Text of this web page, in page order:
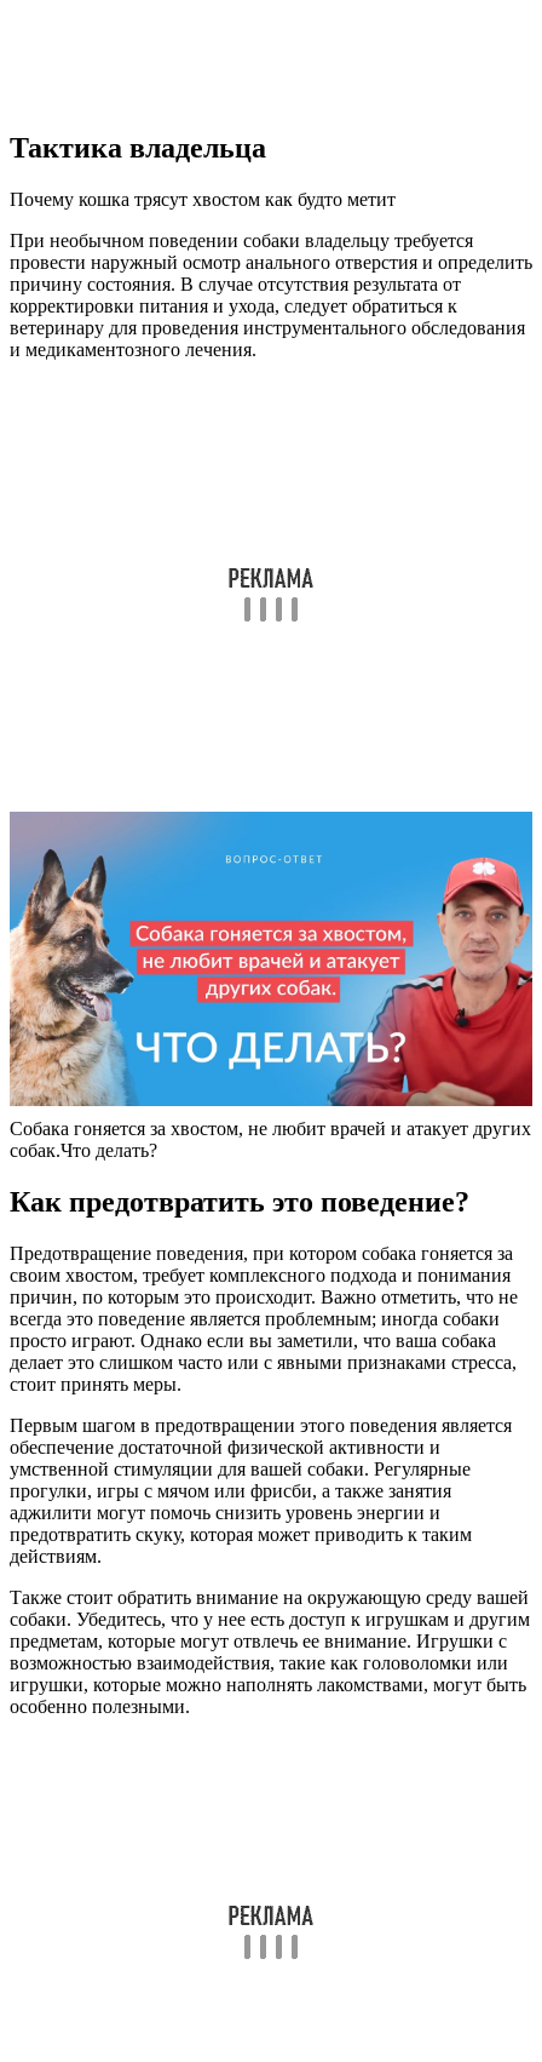
Тактика владельца
Почему кошка трясут хвостом как будто метит
При необычном поведении собаки владельцу требуется
провести наружный осмотр анального отверстия и определить
причину состояния. В случае отсутствия результата от
корректировки питания и ухода, следует обратиться к
ветеринару для проведения инструментального обследования
и медикаментозного лечения.
Собака гоняется за хвостом, не любит врачей и атакует других
собак.Что делать?
Как предотвратить это поведение?
Предотвращение поведения, при котором собака гоняется за
своим хвостом, требует комплексного подхода и понимания
причин, по которым это происходит. Важно отметить, что не
всегда это поведение является проблемным; иногда собаки
просто играют. Однако если вы заметили, что ваша собака
делает это слишком часто или с явными признаками стресса,
стоит принять меры.
Первым шагом в предотвращении этого поведения является
обеспечение достаточной физической активности и
умственной стимуляции для вашей собаки. Регулярные
прогулки, игры с мячом или фрисби, а также занятия
аджилити могут помочь снизить уровень энергии и
предотвратить скуку, которая может приводить к таким
действиям.
Также стоит обратить внимание на окружающую среду вашей
собаки. Убедитесь, что у нее есть доступ к игрушкам и другим
предметам, которые могут отвлечь ее внимание. Игрушки с
возможностью взаимодействия, такие как головоломки или
игрушки, которые можно наполнять лакомствами, могут быть
особенно полезными.